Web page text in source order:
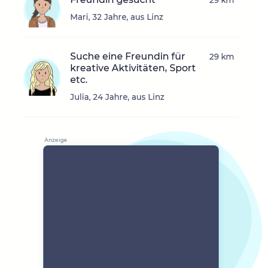
Mari, 32 Jahre, aus Linz
Suche eine Freundin für
kreative Aktivitäten, Sport
etc.
Julia, 24 Jahre, aus Linz
29 km